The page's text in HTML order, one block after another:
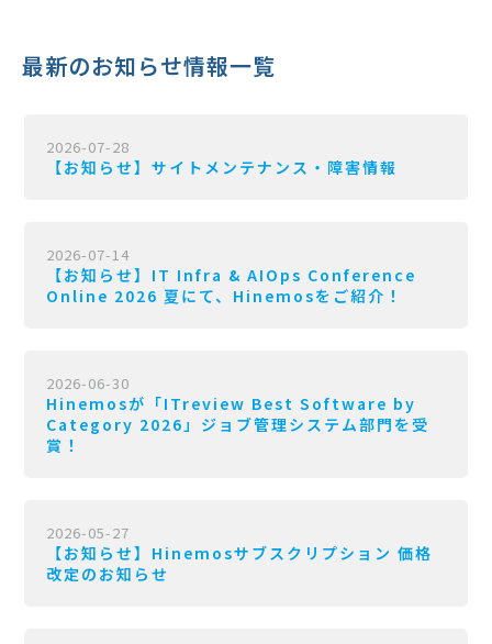
最新のお知らせ情報一覧
2026-07-28
【お知らせ】サイトメンテナンス・障害情報
2026-07-14
【お知らせ】IT Infra & AIOps Conference
Online 2026 夏にて、Hinemosをご紹介！
2026-06-30
Hinemosが「ITreview Best Software by
Category 2026」ジョブ管理システム部門を受
賞！
2026-05-27
【お知らせ】Hinemosサブスクリプション 価格
改定のお知らせ